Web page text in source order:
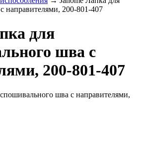
направителями, 200-801-407
для
шва с
200-801-407